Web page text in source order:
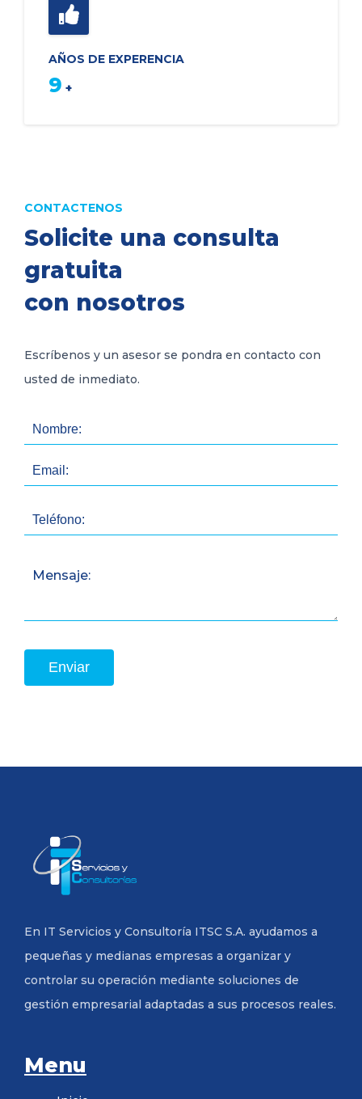
AÑOS DE EXPERENCIA
10
Solicite una consulta
gratuita
con nosotros
CONTACTENOS
Escríbenos y un asesor se pondra en contacto con
usted de inmediato.
En IT Servicios y Consultoría ITSC S.A. ayudamos a
pequeñas y medianas empresas a organizar y
controlar su operación mediante soluciones de
gestión empresarial adaptadas a sus procesos reales.
Menu